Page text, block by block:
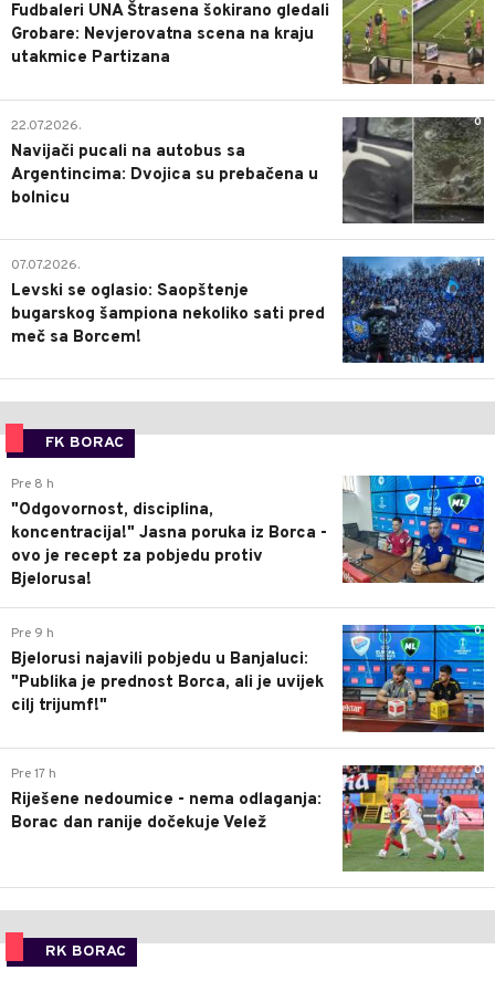
Fudbaleri UNA Štrasena šokirano gledali
Grobare: Nevjerovatna scena na kraju
utakmice Partizana
0
22.07.2026.
Navijači pucali na autobus sa
Argentincima: Dvojica su prebačena u
bolnicu
1
07.07.2026.
Levski se oglasio: Saopštenje
bugarskog šampiona nekoliko sati pred
meč sa Borcem!
FK BORAC
0
Pre 8 h
"Odgovornost, disciplina,
koncentracija!" Jasna poruka iz Borca -
ovo je recept za pobjedu protiv
Bjelorusa!
0
Pre 9 h
Bjelorusi najavili pobjedu u Banjaluci:
"Publika je prednost Borca, ali je uvijek
cilj trijumf!"
0
Pre 17 h
Riješene nedoumice - nema odlaganja:
Borac dan ranije dočekuje Velež
RK BORAC